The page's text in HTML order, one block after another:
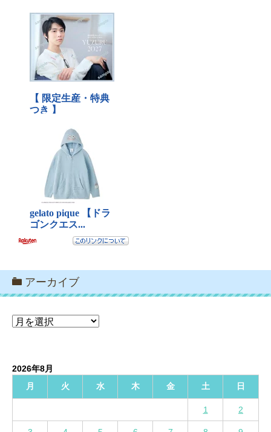
アーカイブ
ア
ブ
2026年8月
月
火 水 木 金 土 日
1 2